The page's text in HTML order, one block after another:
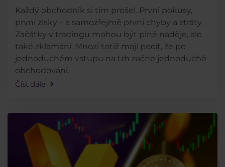
Každý obchodník si tím prošel. První pokusy,
první zisky – a samozřejmě první chyby a ztráty.
Začátky v tradingu mohou být plně naděje, ale
také zklamání. Mnozí totiž mají pocit, že po
jednoduchém vstupu na trh začne jednoduché
obchodování.
Číst dále